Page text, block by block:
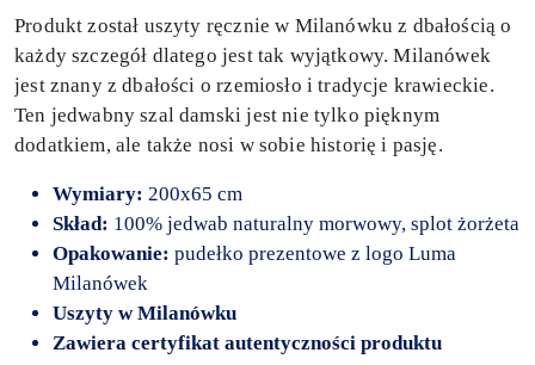
Produkt został uszyty ręcznie w Milanówku z dbałością o
każdy szczegół dlatego jest tak wyjątkowy. Milanówek
jest znany z dbałości o rzemiosło i tradycje krawieckie.
Ten jedwabny szal damski jest nie tylko pięknym
dodatkiem, ale także nosi w sobie historię i pasję.
Wymiary: 200x65 cm
Skład: 100% jedwab naturalny morwowy, splot żorżeta
Opakowanie: pudełko prezentowe z logo Luma
Milanówek
Uszyty w Milanówku
Zawiera certyfikat autentyczności produktu